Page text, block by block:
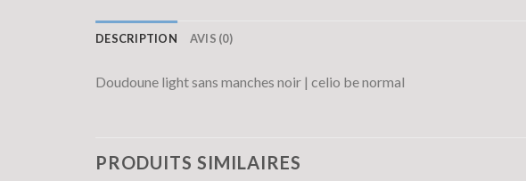
DESCRIPTION AVIS (0)
Doudoune light sans manches noir | celio be normal
PRODUITS SIMILAIRES